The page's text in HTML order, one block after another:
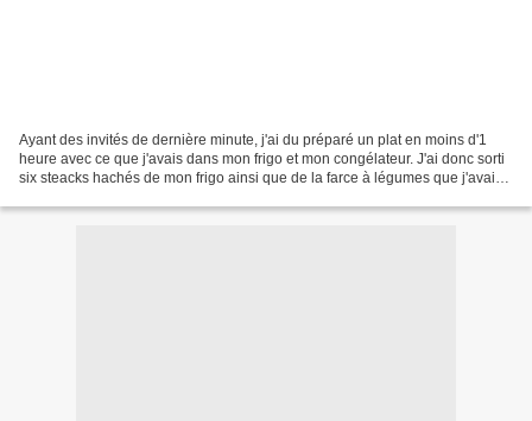
Ayant des invités de dernière minute, j'ai du préparé un plat en moins d'1
heure avec ce que j'avais dans mon frigo et mon congélateur. J'ai donc sorti
six steacks hachés de mon frigo ainsi que de la farce à légumes que j'avais